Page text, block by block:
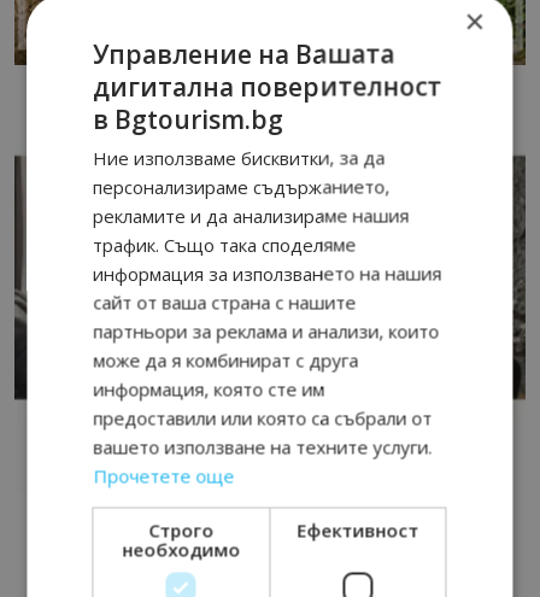
×
Управление на Вашата
дигитална поверителност
в Bgtourism.bg
Ние използваме бисквитки, за да
персонализираме съдържанието,
рекламите и да анализираме нашия
трафик. Също така споделяме
информация за използването на нашия
сайт от ваша страна с нашите
партньори за реклама и анализи, които
може да я комбинират с друга
информация, която сте им
предоставили или която са събрали от
вашето използване на техните услуги.
Прочетете още
Строго
необходимо
Ефективност